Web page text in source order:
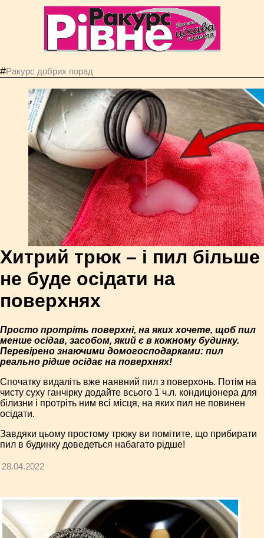
#Ракурс добрих порад
Хитрий трюк – і пил більше
не буде осідати на
поверхнях
Просто протріть поверхні, на яких хочете, щоб пил
менше осідав, засобом, який є в кожному будинку.
Перевірено знаючими домогосподарками: пил
реально рідше осідає на поверхнях!
Спочатку видаліть вже наявний пил з поверхонь. Потім на
чисту суху ганчірку додайте всього 1 ч.л. кондиціонера для
білизни і протріть ним всі місця, на яких пил не повинен
осідати.
Завдяки цьому простому трюку ви помітите, що прибирати
пил в будинку доведеться набагато рідше!
28.04.2022